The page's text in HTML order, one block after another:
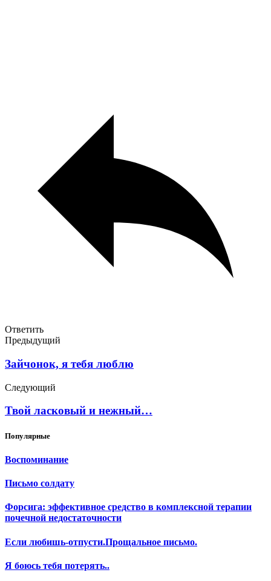
Ответить
Предыдущий
Зайчонок, я тебя люблю
Следующий
Твой ласковый и нежный…
Популярные
Воспоминание
Письмо солдату
Форсига: эффективное средство в комплексной терапии
почечной недостаточности
Если любишь-отпусти.Прощальное письмо.
Я боюсь тебя потерять..